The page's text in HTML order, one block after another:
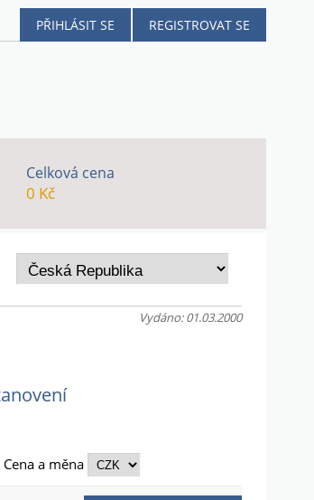
PŘIHLÁSIT SE REGISTROVAT SE
Celková cena
0 Kč
Vydáno: 01.03.2000
Cena a měna